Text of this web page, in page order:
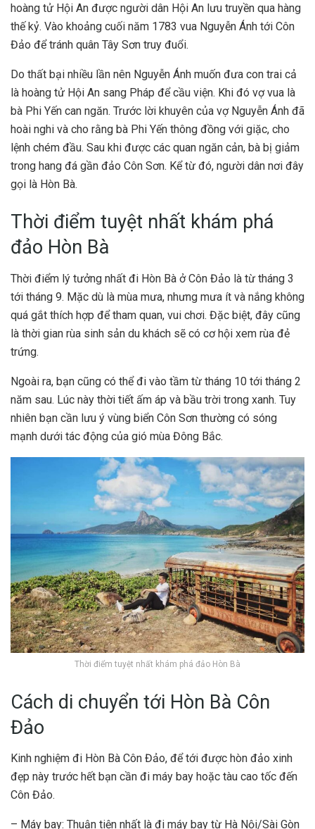
hoàng tử Hội An được người dân Hội An lưu truyền qua hàng
thế kỷ. Vào khoảng cuối năm 1783 vua Nguyễn Ánh tới Côn
Đảo để tránh quân Tây Sơn truy đuổi.
Do thất bại nhiều lần nên Nguyễn Ánh muốn đưa con trai cả
là hoàng tử Hội An sang Pháp để cầu viện. Khi đó vợ vua là
bà Phi Yến can ngăn. Trước lời khuyên của vợ Nguyễn Ánh đã
hoài nghi và cho rằng bà Phi Yến thông đồng với giặc, cho
lệnh chém đầu. Sau khi được các quan ngăn cản, bà bị giảm
trong hang đá gần đảo Côn Sơn. Kể từ đó, người dân nơi đây
gọi là Hòn Bà.
Thời điểm tuyệt nhất khám phá
đảo Hòn Bà
Thời điểm lý tưởng nhất đi Hòn Bà ở Côn Đảo là từ tháng 3
tới tháng 9. Mặc dù là mùa mưa, nhưng mưa ít và nắng không
quá gắt thích hợp để tham quan, vui chơi. Đặc biệt, đây cũng
là thời gian rùa sinh sản du khách sẽ có cơ hội xem rùa đẻ
trứng.
Ngoài ra, bạn cũng có thể đi vào tầm từ tháng 10 tới tháng 2
năm sau. Lúc này thời tiết ấm áp và bầu trời trong xanh. Tuy
nhiên bạn cần lưu ý vùng biển Côn Sơn thường có sóng
mạnh dưới tác động của gió mùa Đông Bắc.
Thời điểm tuyệt nhất khám phá đảo Hòn Bà
Cách di chuyển tới Hòn Bà Côn
Đảo
Kinh nghiệm đi Hòn Bà Côn Đảo, để tới được hòn đảo xinh
đẹp này trước hết bạn cần đi máy bay hoặc tàu cao tốc đến
Côn Đảo.
– Máy bay: Thuận tiện nhất là đi máy bay từ Hà Nội/Sài Gòn